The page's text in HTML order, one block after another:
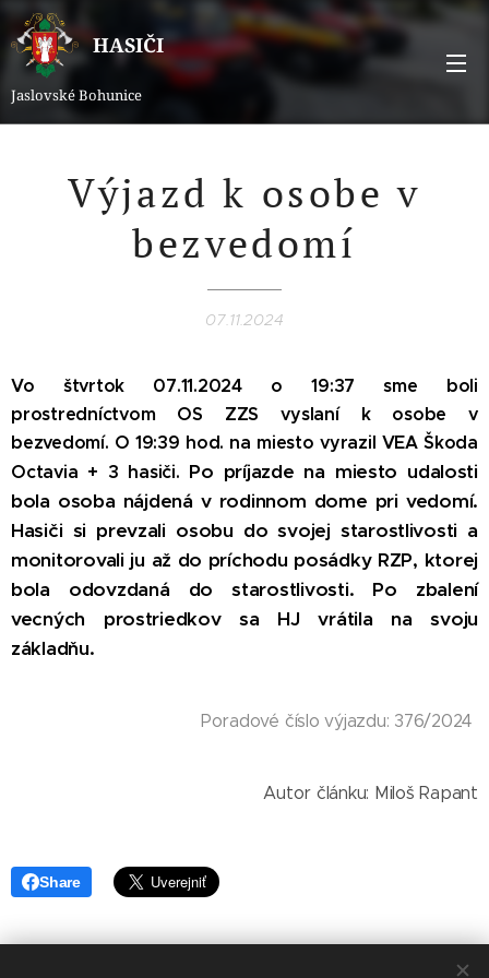
HASIČI
Jaslovské Bohunice
Výjazd k osobe v
bezvedomí
07.11.2024
Vo štvrtok 07.11.2024 o 19:37 sme boli
prostredníctvom OS ZZS vyslaní k osobe v
bezvedomí. O 19:39 hod. na miesto vyrazil VEA Škoda
Octavia + 3 hasiči. Po príjazde na miesto udalosti
bola osoba nájdená v rodinnom dome pri vedomí.
Hasiči si prevzali osobu do svojej starostlivosti a
monitorovali ju až do príchodu posádky RZP, ktorej
bola odovzdaná do starostlivosti. Po zbalení
vecných prostriedkov sa HJ vrátila na svoju
základňu.
Poradové číslo výjazdu: 376/2024
Autor článku: Miloš Rapant
Share